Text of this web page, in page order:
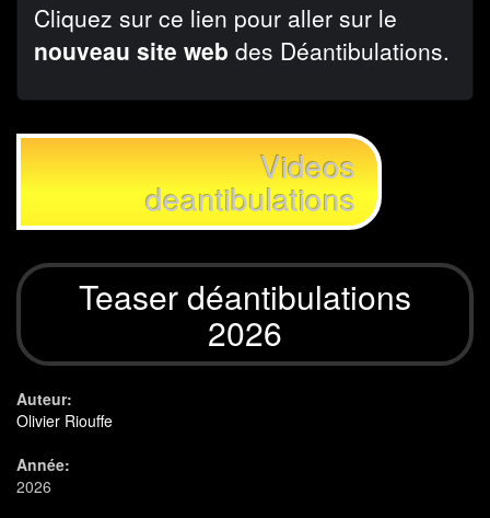
Cliquez sur ce lien pour aller sur le
nouveau site web des Déantibulations.
Videos
deantibulations
Teaser déantibulations
2026
Auteur:
Olivier Riouffe
Année:
2026